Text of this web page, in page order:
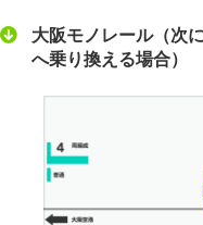
大阪モノレール（次
へ乗り換える場合）